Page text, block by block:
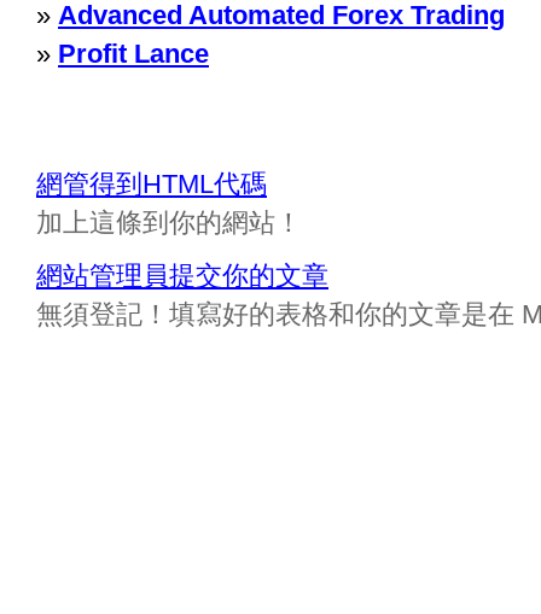
» Advanced Automated Forex Trading
» Profit Lance
網管得到HTML代碼
加上這條到你的網站！
網站管理員提交你的文章
無須登記！填寫好的表格和你的文章是在